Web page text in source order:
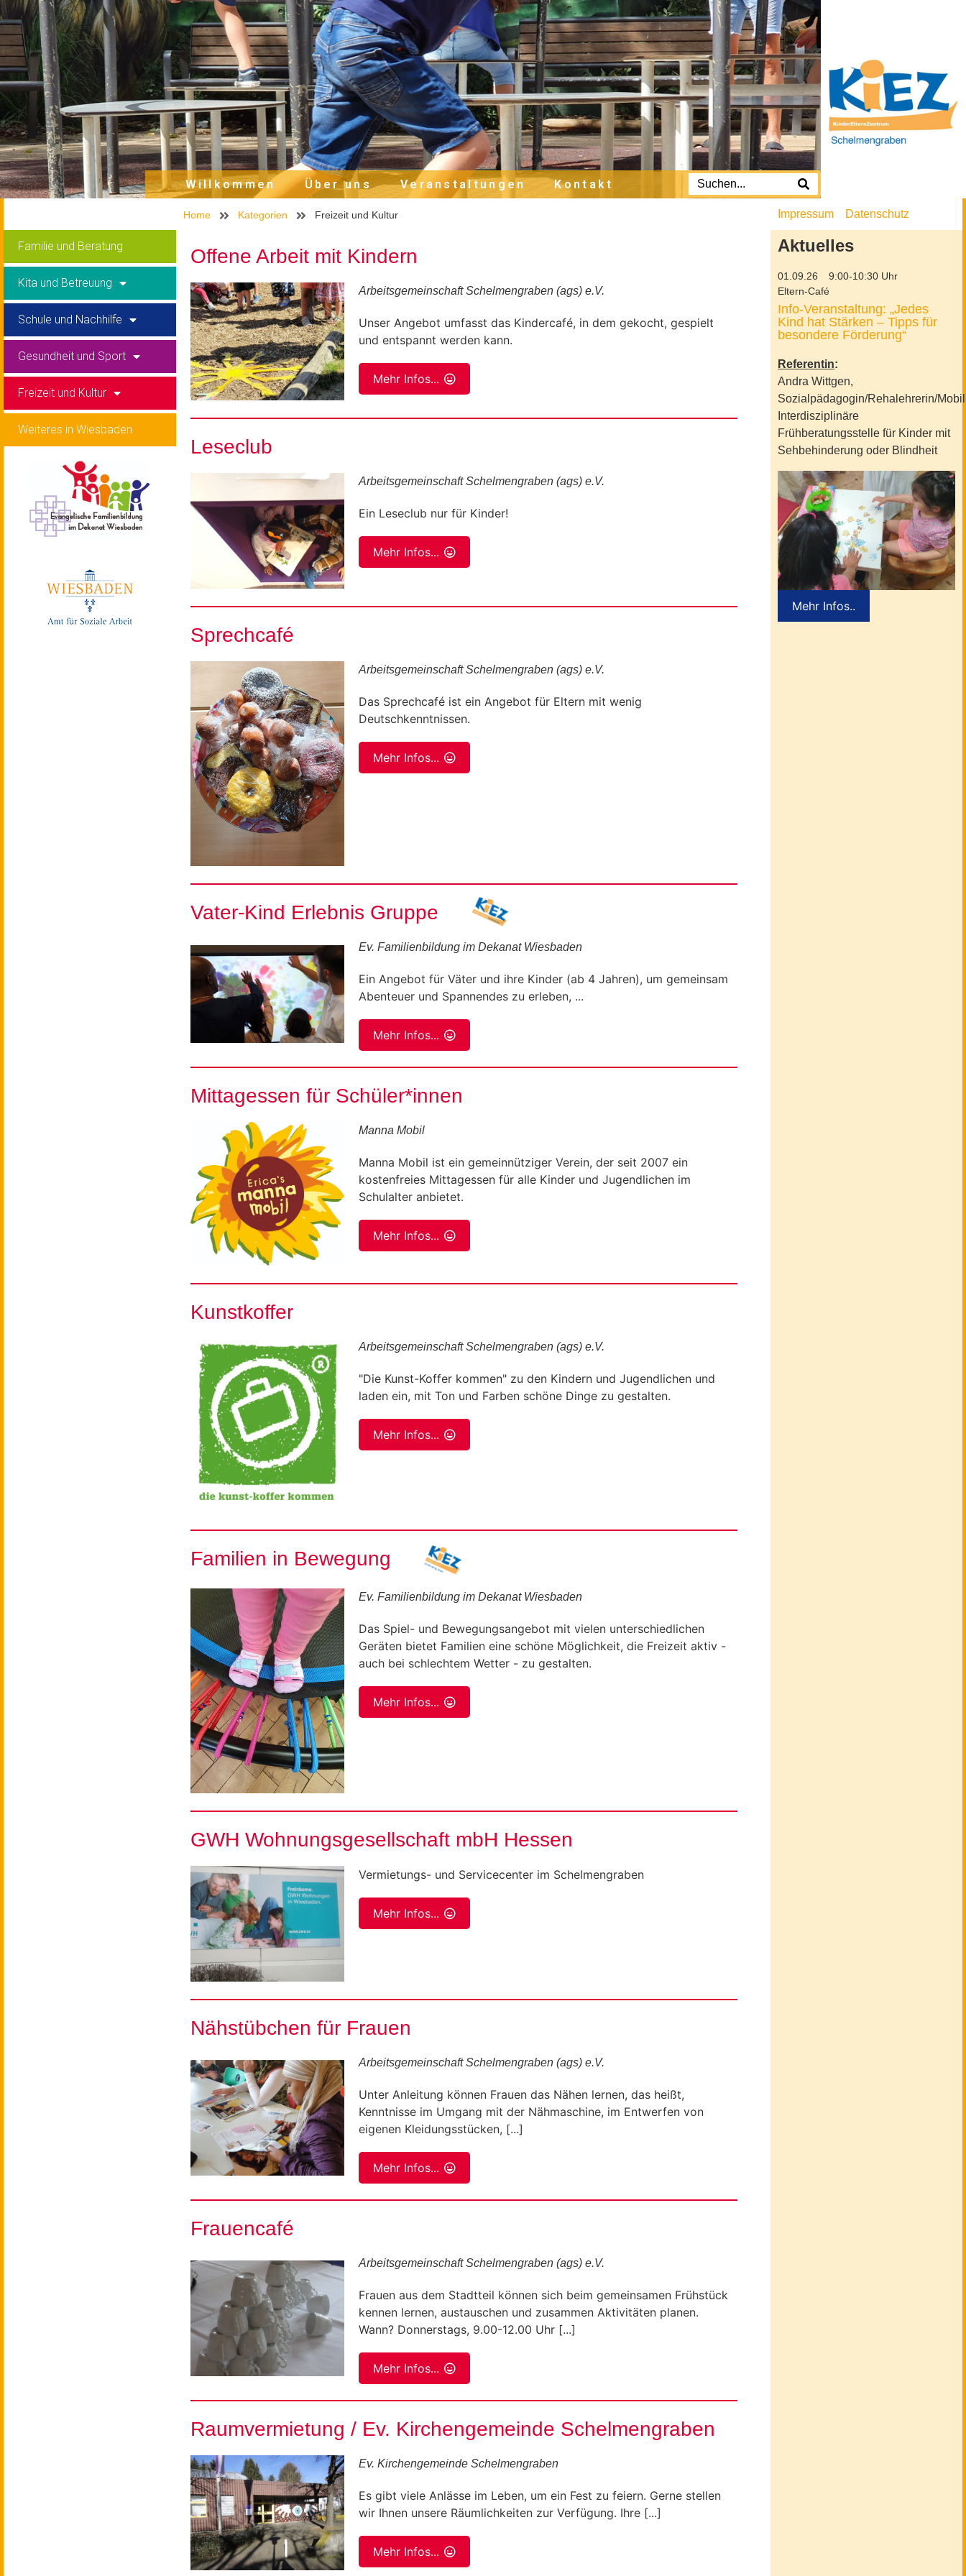
Willkommen Über uns Veranstaltungen Kontakt
Home Kategorien Freizeit und Kultur Impressum Datenschutz
Familie und Beratung
Kita und Betreuung
Schule und Nachhilfe
Gesundheit und Sport
Freizeit und Kultur
Weiteres in Wiesbaden
Offene Arbeit mit Kindern
Arbeitsgemeinschaft Schelmengraben (ags) e.V.
Unser Angebot umfasst das Kindercafé, in dem gekocht, gespielt
und entspannt werden kann.
Mehr Infos...
Leseclub
Arbeitsgemeinschaft Schelmengraben (ags) e.V.
Ein Leseclub nur für Kinder!
Mehr Infos...
Sprechcafé
Arbeitsgemeinschaft Schelmengraben (ags) e.V.
Das Sprechcafé ist ein Angebot für Eltern mit wenig
Deutschkenntnissen.
Mehr Infos...
Vater-Kind Erlebnis Gruppe
Ev. Familienbildung im Dekanat Wiesbaden
Ein Angebot für Väter und ihre Kinder (ab 4 Jahren), um gemeinsam
Abenteuer und Spannendes zu erleben, ...
Mehr Infos...
Mittagessen für Schüler*innen
Manna Mobil
Manna Mobil ist ein gemeinnütziger Verein, der seit 2007 ein
kostenfreies Mittagessen für alle Kinder und Jugendlichen im
Schulalter anbietet.
Mehr Infos...
Kunstkoffer
Arbeitsgemeinschaft Schelmengraben (ags) e.V.
"Die Kunst-Koffer kommen" zu den Kindern und Jugendlichen und
laden ein, mit Ton und Farben schöne Dinge zu gestalten.
Mehr Infos...
Familien in Bewegung
Ev. Familienbildung im Dekanat Wiesbaden
Das Spiel- und Bewegungsangebot mit vielen unterschiedlichen
Geräten bietet Familien eine schöne Möglichkeit, die Freizeit aktiv -
auch bei schlechtem Wetter - zu gestalten.
Mehr Infos...
GWH Wohnungsgesellschaft mbH Hessen
Vermietungs- und Servicecenter im Schelmengraben
Mehr Infos...
Nähstübchen für Frauen
Arbeitsgemeinschaft Schelmengraben (ags) e.V.
Unter Anleitung können Frauen das Nähen lernen, das heißt,
Kenntnisse im Umgang mit der Nähmaschine, im Entwerfen von
eigenen Kleidungsstücken, [...]
Mehr Infos...
Frauencafé
Arbeitsgemeinschaft Schelmengraben (ags) e.V.
Frauen aus dem Stadtteil können sich beim gemeinsamen Frühstück
kennen lernen, austauschen und zusammen Aktivitäten planen.
Wann? Donnerstags, 9.00-12.00 Uhr [...]
Mehr Infos...
Raumvermietung / Ev. Kirchengemeinde Schelmengraben
Ev. Kirchengemeinde Schelmengraben
Es gibt viele Anlässe im Leben, um ein Fest zu feiern. Gerne stellen
wir Ihnen unsere Räumlichkeiten zur Verfügung. Ihre [...]
Mehr Infos...
Aktuelles
01.09.26
9:00-10:30 Uhr
Eltern-Café
Info-Veranstaltung: „Jedes
Kind hat Stärken – Tipps für
besondere Förderung“
Referentin:
Andra Wittgen,
Sozialpädagogin/Rehalehrerin/
Interdisziplinäre
Frühberatungsstelle für Kinder mit
Sehbehinderung oder Blindheit
Mehr Infos..